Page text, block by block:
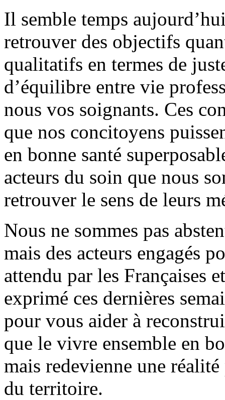
Il semble temps
retrouver des objectifs
qualitatifs en termes de
d’équilibre entre vie
nous vos soignants. Ces
que nos concitoyens
en bonne santé
acteurs du soin que nous
retrouver le sens de leurs
Nous ne sommes pas
mais des acteurs engagés
attendu par les Françaises
exprimé ces dernières
pour vous aider à
que le vivre ensemble en
mais redevienne une
du territoire.